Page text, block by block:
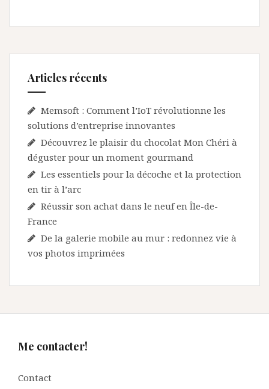
Articles récents
Memsoft : Comment l’IoT révolutionne les
solutions d’entreprise innovantes
Découvrez le plaisir du chocolat Mon Chéri à
déguster pour un moment gourmand
Les essentiels pour la décoche et la protection
en tir à l’arc
Réussir son achat dans le neuf en Île-de-
France
De la galerie mobile au mur : redonnez vie à
vos photos imprimées
Me contacter!
Contact